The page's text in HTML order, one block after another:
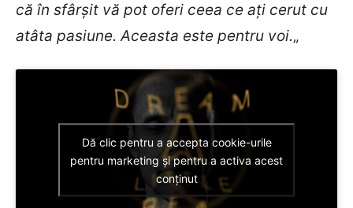
că în sfârșit vă pot oferi ceea ce ați cerut cu
atâta pasiune. Aceasta este pentru voi.„
Dă clic pentru a accepta cookie-urile
pentru marketing și pentru a activa acest
conținut